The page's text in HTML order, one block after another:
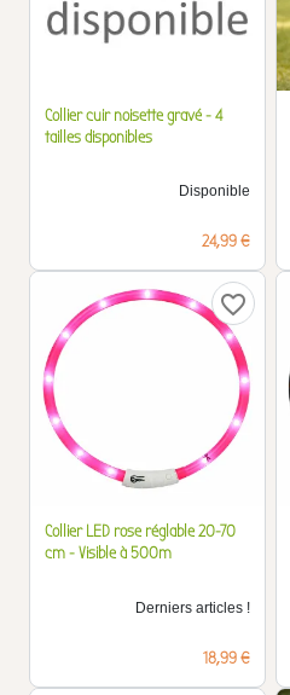
Collier cuir noisette gravé - 4
tailles disponibles
Disponible
Prix
24,99 €
favorite_border
Collier LED rose réglable 20-70
cm - Visible à 500m
Derniers articles !
Prix
18,99 €